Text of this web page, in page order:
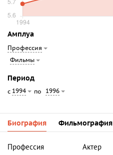
Амплуа
Профессия
Фильмы
Период
с 1994 по 1996
Биография Фильмография
Профессия
Актер